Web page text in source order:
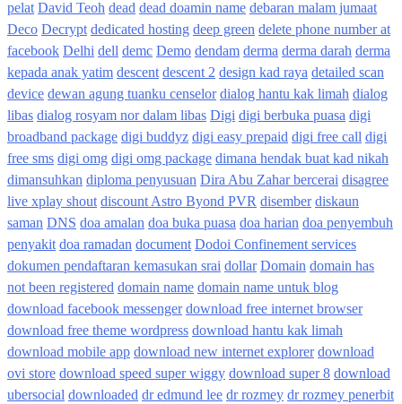
pelat David Teoh dead dead doamin name debaran malam jumaat
Deco Decrypt dedicated hosting deep green delete phone number at
facebook Delhi dell demc Demo dendam derma derma darah derma
kepada anak yatim descent descent 2 design kad raya detailed scan
device dewan agung tuanku censelor dialog hantu kak limah dialog
libas dialog rosyam nor dalam libas Digi digi berbuka puasa digi
broadband package digi buddyz digi easy prepaid digi free call digi
free sms digi omg digi omg package dimana hendak buat kad nikah
dimansuhkan diploma penyusuan Dira Abu Zahar bercerai disagree
live xplay shout discount Astro Byond PVR disember diskaun
saman DNS doa amalan doa buka puasa doa harian doa penyembuh
penyakit doa ramadan document Dodoi Confinement services
dokumen pendaftaran kemasukan srai dollar Domain domain has
not been registered domain name domain name untuk blog
download facebook messenger download free internet browser
download free theme wordpress download hantu kak limah
download mobile app download new internet explorer download
ovi store download speed super wiggy download super 8 download
ubersocial downloaded dr edmund lee dr rozmey dr rozmey penerbit